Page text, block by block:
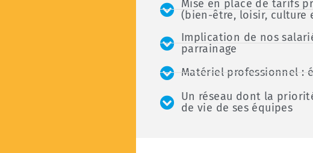
Mise en place de tarifs
(bien-être, loisir, culture
Implication de nos
parrainage
Matériel professionnel :
Un réseau dont la
de vie de ses équipes